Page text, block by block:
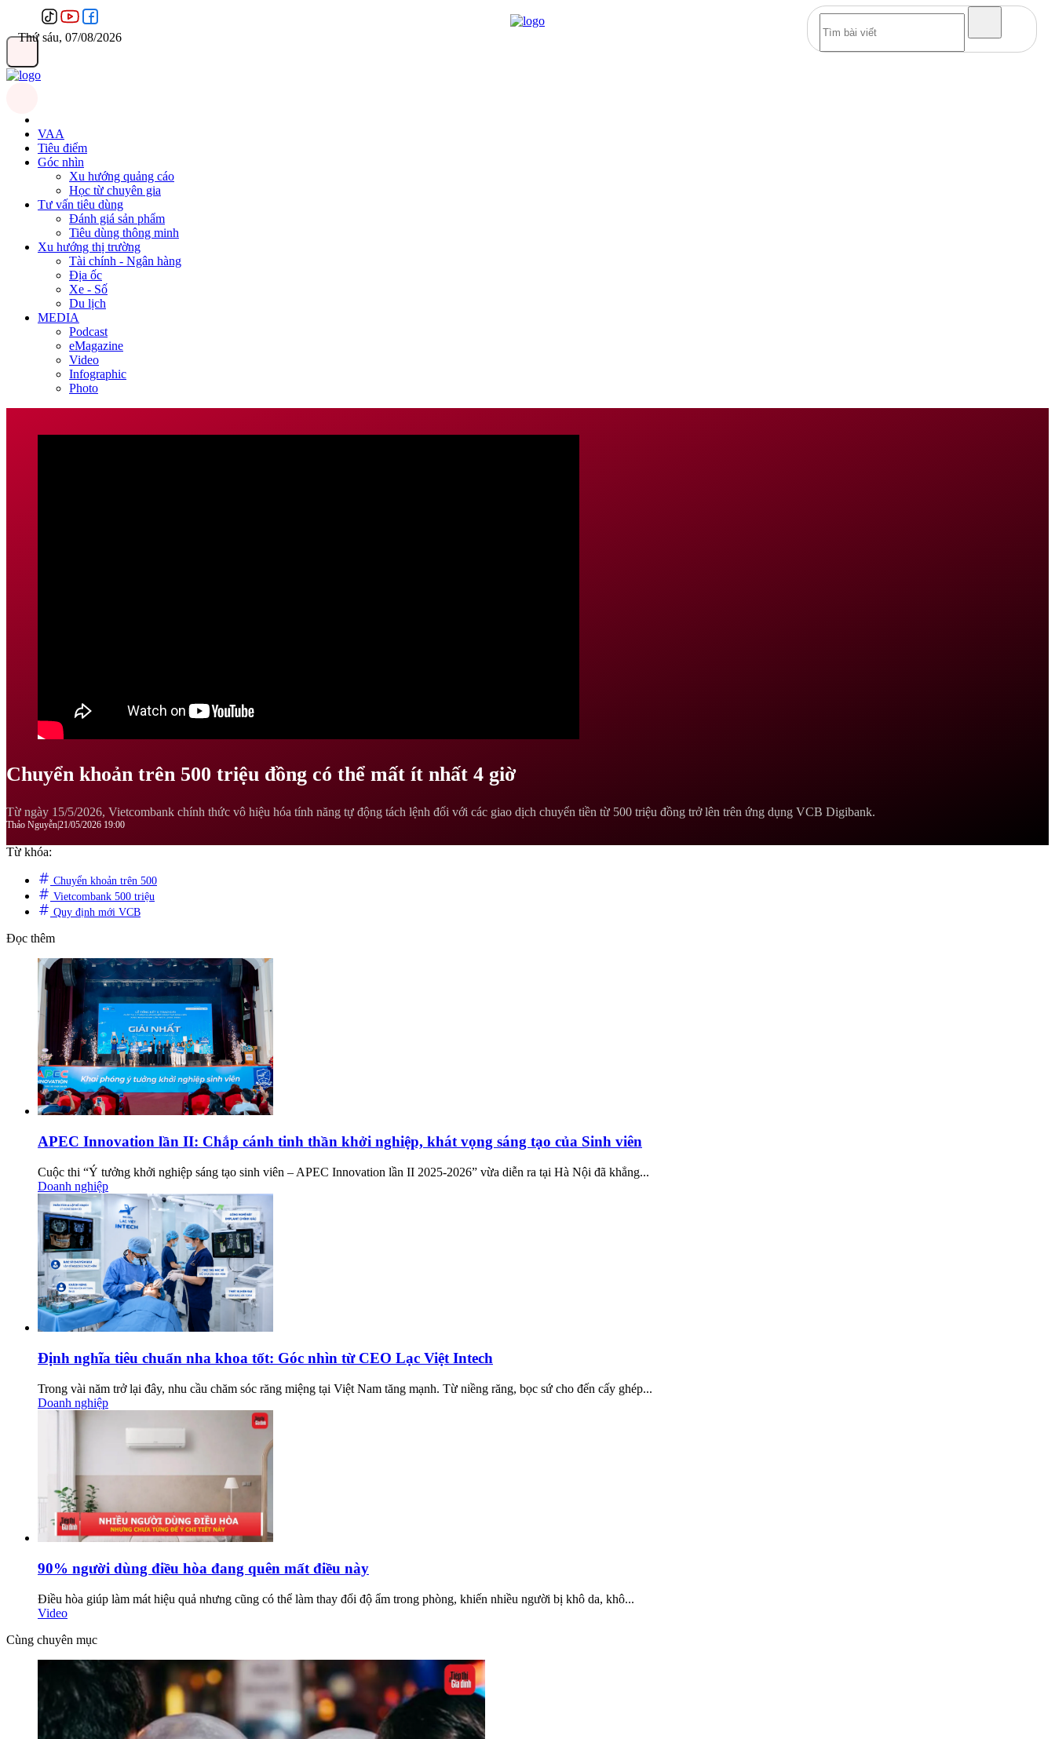
Thứ sáu, 07/08/2026
VAA
Tiêu điểm
Góc nhìn
Xu hướng quảng cáo
Học từ chuyên gia
Tư vấn tiêu dùng
Đánh giá sản phẩm
Tiêu dùng thông minh
Xu hướng thị trường
Tài chính - Ngân hàng
Địa ốc
Xe - Số
Du lịch
MEDIA
Podcast
eMagazine
Video
Infographic
Photo
Chuyển khoản trên 500 triệu đồng có thể mất ít nhất 4 giờ
Từ ngày 15/5/2026, Vietcombank chính thức vô hiệu hóa tính năng tự động tách lệnh đối với các giao dịch chuyển tiền từ 500 triệu đồng trở lên trên ứng dụng VCB Digibank.
Thảo Nguyễn21/05/2026 19:00
Từ khóa:
Chuyển khoản trên 500
Vietcombank 500 triệu
Quy định mới VCB
Đọc thêm
APEC Innovation lần II: Chắp cánh tinh thần khởi nghiệp, khát vọng sáng tạo của Sinh viên
Cuộc thi “Ý tưởng khởi nghiệp sáng tạo sinh viên – APEC Innovation lần II 2025-2026” vừa diễn ra tại Hà Nội đã khẳng...
Doanh nghiệp
Định nghĩa tiêu chuẩn nha khoa tốt: Góc nhìn từ CEO Lạc Việt Intech
Trong vài năm trở lại đây, nhu cầu chăm sóc răng miệng tại Việt Nam tăng mạnh. Từ niềng răng, bọc sứ cho đến cấy ghép...
Doanh nghiệp
90% người dùng điều hòa đang quên mất điều này
Điều hòa giúp làm mát hiệu quả nhưng cũng có thể làm thay đổi độ ẩm trong phòng, khiến nhiều người bị khô da, khô...
Video
Cùng chuyên mục